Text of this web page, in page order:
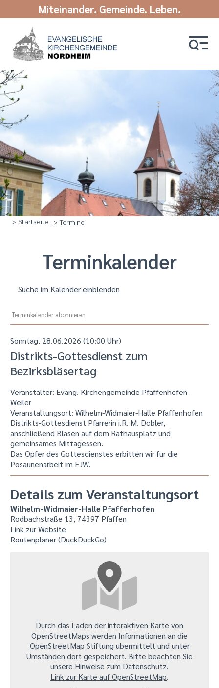
Miteinander. Gemeinde. Leben.
> Startseite > Termine
Termin­kalender
Suche im Kalender einblenden
Terminkalender abonnieren
Sonntag, 28.06.2026 (10:00 Uhr)
Distrikts-Gottesdienst zum
Bezirksbläsertag
Veranstalter: Evang. Kirchengemeinde Pfaffenhofen-
Weiler
Veranstaltungsort: Wilhelm-Widmaier-Halle Pfaffenhofen
Distrikts-Gottesdienst Pfarrerin i.R. M. Döbler,
anschließend Blasen auf dem Rathausplatz und
gemeinsames Mittagessen.
Das Opfer des Gottesdienstes erbitten wir für die
Posaunenarbeit im EJW.
Details zum Veranstaltungsort
Wilhelm-Widmaier-Halle Pfaffenhofen
Rodbachstraße 13, 74397 Pfaffen
Link zur Website
Routenplaner (DuckDuckGo)
Durch das Laden der interaktiven Karte von
OpenStreetMaps werden Informationen an die
OpenStreetMap Stiftung übermittelt und unter
Umständen dort gespeichert. Bitte beachten Sie
unsere Hinweise zum Datenschutz.
Link zur Karte auf OpenStreetMap.